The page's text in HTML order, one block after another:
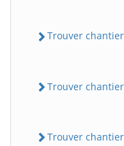
Trouver
Trouver
Trouver chantier